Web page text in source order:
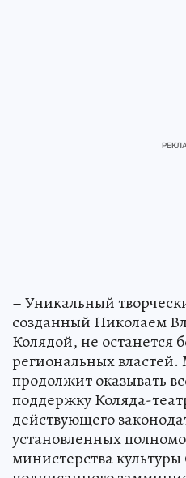
– Уникальный
созданный Николаем
Колядой, не останется
региональных
продолжит оказывать
поддержку Коляда-
действующего
установленных
министерства